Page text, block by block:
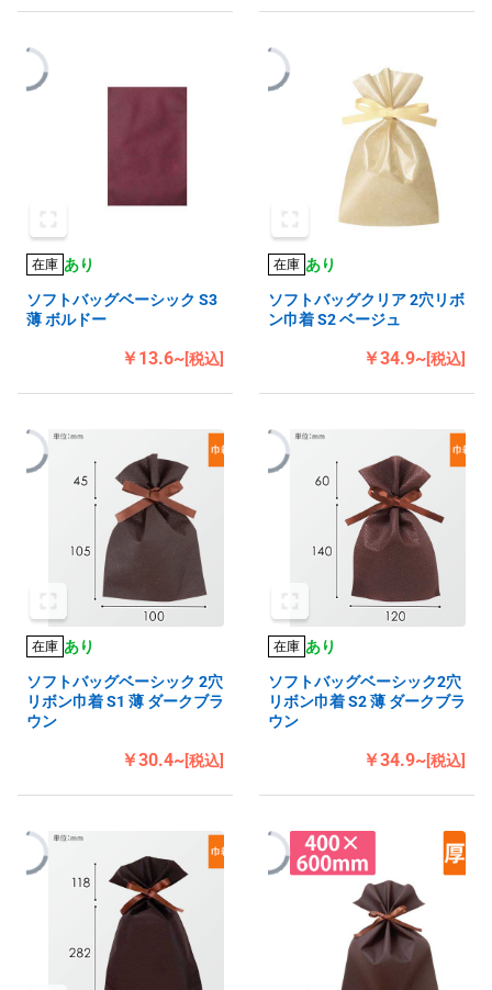
在庫 あり
ソフトバッグベーシック S3
薄 ボルドー
￥13.6~[税込]
在庫 あり
ソフトバッグクリア 2穴リボ
ン巾着 S2 ベージュ
￥34.9~[税込]
在庫 あり
ソフトバッグベーシック 2穴
リボン巾着 S1 薄 ダークブラ
ウン
￥30.4~[税込]
在庫 あり
ソフトバッグベーシック2穴
リボン巾着 S2 薄 ダークブラ
ウン
￥34.9~[税込]